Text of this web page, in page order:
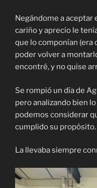
Negándome a aceptar
cariño y aprecio le
que lo componían (era
poder volver a
encontré, y no quise
Se rompió un día de
pero analizando bien
podemos considerar
cumplido su propósito.
La llevaba siempre